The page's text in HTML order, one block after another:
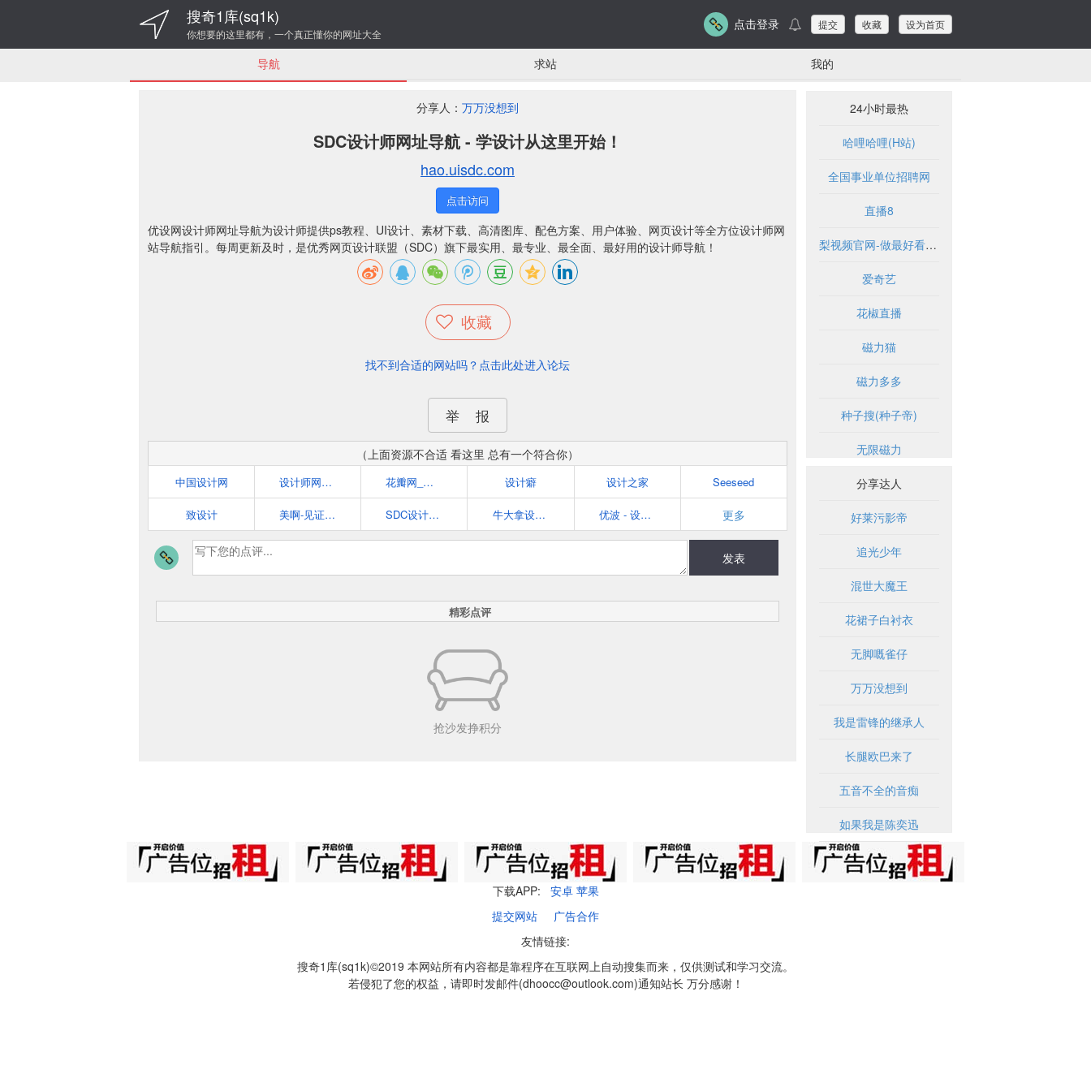
搜奇1库(sq1k)
你想要的这里都有，一个真正懂你的网址大全
点击登录 提交 收藏 设为首页
导航 求站 我的
分享人： 万万没想到
SDC设计师网址导航 - 学设计从这里开始！
hao.uisdc.com
点击访问
优设网设计师网址导航为设计师提供ps教程、UI设计、素材下载、高清图库、配色方案、用户体验、网页设计等全方位设计师网
站导航指引。每周更新及时，是优秀网页设计联盟（SDC）旗下最实用、最专业、最全面、最好用的设计师导航！
收藏
找不到合适的网站吗？点击此处进入论坛
举 报
（上面资源不合适 看这里 总有一个符合你）
中国设计网 设计师网址导航 花瓣网_陪你做生活的设计师（发现、采集你喜欢的灵感、家居、穿搭、婚礼、美食、旅行、美图、商品等） 设计癖 设计之家 Seeseed
致设计 美啊-见证设计的力量 SDC设计师网址导航 - 学设计从这里开始！ 牛大拿设计师导航_Niudana.com 优波 - 设计师必备网址导航 - 发现优秀的设计与网站 更多
发表
精彩点评
抢沙发挣积分
24小时最热
哈哩哈哩(H站)
全国事业单位招聘网
直播8
梨视频官网-做最好看的资讯短视频-Pear Video
爱奇艺
花椒直播
磁力猫
磁力多多
种子搜(种子帝)
无限磁力
分享达人
好莱污影帝
追光少年
混世大魔王
花裙子白衬衣
无脚嘅雀仔
万万没想到
我是雷锋的继承人
长腿欧巴来了
五音不全的音痴
如果我是陈奕迅
下载APP: 安卓 苹果
提交网站
广告合作
友情链接:
搜奇1库(sq1k)©2019 本网站所有内容都是靠程序在互联网上自动搜集而来，仅供测试和学习交流。
若侵犯了您的权益，请即时发邮件(dhoocc@outlook.com)通知站长 万分感谢！